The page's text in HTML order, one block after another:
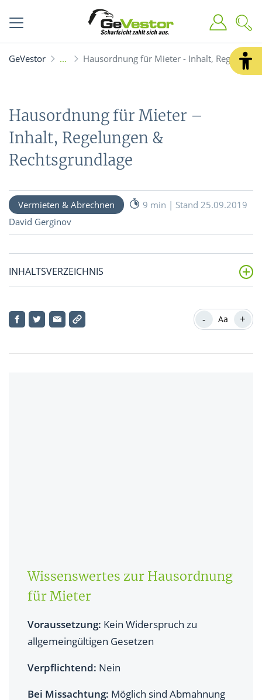
GeVestor Hausordnung für Mieter - Inhalt,
Hausordnung für Mieter –
Inhalt, Regelungen &
Rechtsgrundlage
Vermieten & Abrechnen
9 min | Stand 25.09.2019
David Gerginov
INHALTSVERZEICHNIS
Was versteht man unter der Hausordnung für
Fazit
- Aa +
Wissenswertes zur Hausordnung
für Mieter
Voraussetzung: Kein Widerspruch zu
allgemeingültigen Gesetzen
Verpflichtend: Nein
Bei Missachtung: Möglich sind Abmahnung